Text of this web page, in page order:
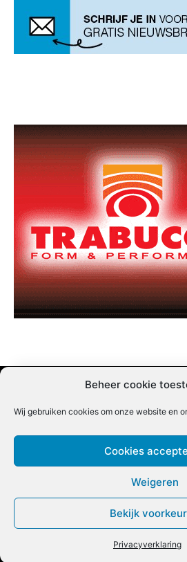
Beheer cookie
Wij gebruiken cookies om onze website en
Cookies
Weigeren
Bekijk
Privacyverklaring
Nieuwsbrief inschrijven |